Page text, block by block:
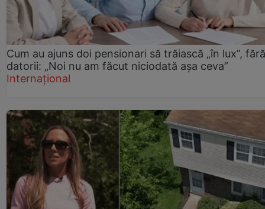
Cum au ajuns doi pensionari să trăiască „în lux”, fără
datorii: „Noi nu am făcut niciodată așa ceva”
Internațional